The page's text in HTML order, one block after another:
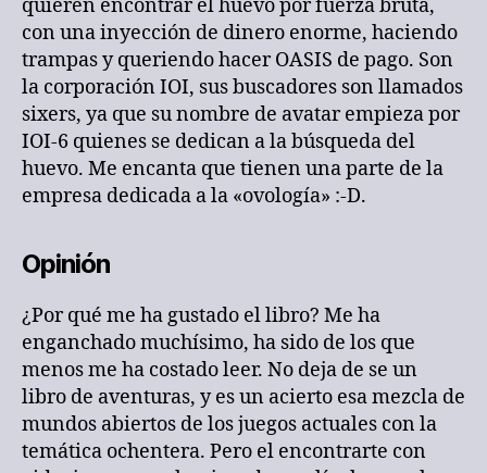
quieren encontrar el huevo por fuerza bruta,
con una inyección de dinero enorme, haciendo
trampas y queriendo hacer OASIS de pago. Son
la corporación IOI, sus buscadores son llamados
sixers, ya que su nombre de avatar empieza por
IOI-6 quienes se dedican a la búsqueda del
huevo. Me encanta que tienen una parte de la
empresa dedicada a la «ovología» :-D.
Opinión
¿Por qué me ha gustado el libro? Me ha
enganchado muchísimo, ha sido de los que
menos me ha costado leer. No deja de se un
libro de aventuras, y es un acierto esa mezcla de
mundos abiertos de los juegos actuales con la
temática ochentera. Pero el encontrarte con